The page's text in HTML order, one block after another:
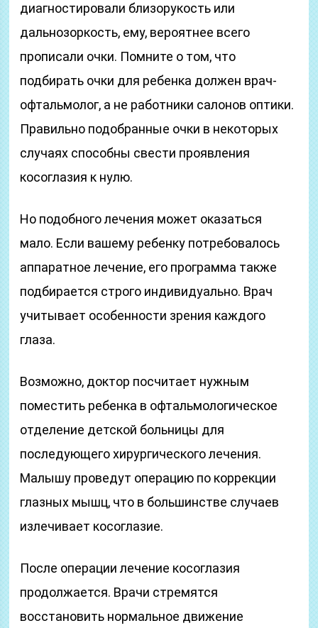
диагностировали близорукость или
дальнозоркость, ему, вероятнее всего
прописали очки. Помните о том, что
подбирать очки для ребенка должен врач-
офтальмолог, а не работники салонов оптики.
Правильно подобранные очки в некоторых
случаях способны свести проявления
косоглазия к нулю.
Но подобного лечения может оказаться
мало. Если вашему ребенку потребовалось
аппаратное лечение, его программа также
подбирается строго индивидуально. Врач
учитывает особенности зрения каждого
глаза.
Возможно, доктор посчитает нужным
поместить ребенка в офтальмологическое
отделение детской больницы для
последующего хирургического лечения.
Малышу проведут операцию по коррекции
глазных мышц, что в большинстве случаев
излечивает косоглазие.
После операции лечение косоглазия
продолжается. Врачи стремятся
восстановить нормальное движение